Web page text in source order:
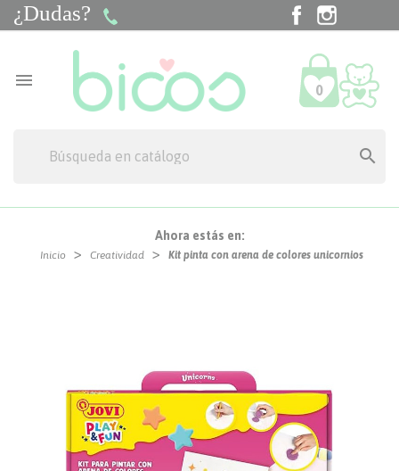
¿Dudas? Facebook
 0

Ahora estás en:
Inicio Creatividad Kit pinta con arena de colores unicornios